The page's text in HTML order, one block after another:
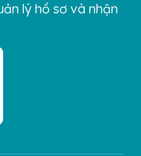
lý hồ sơ và nhận